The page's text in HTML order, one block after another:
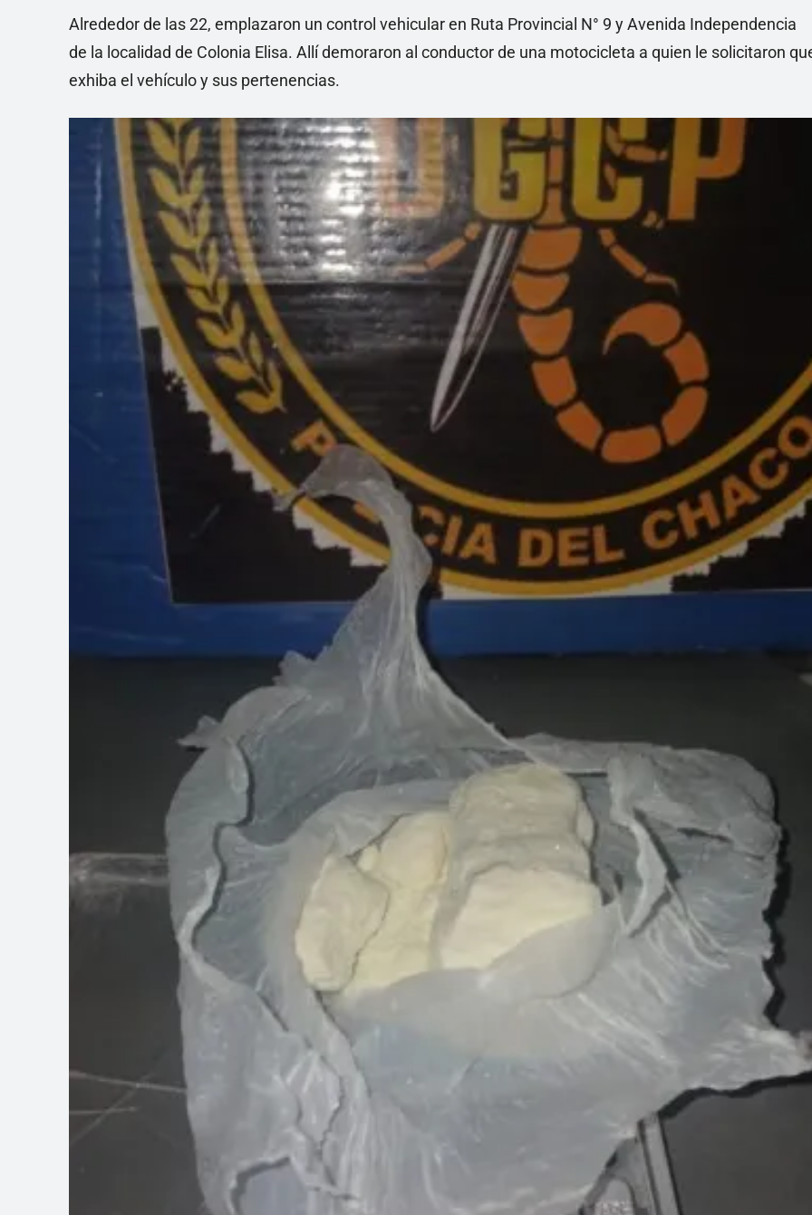
Alrededor de las 22, emplazaron un control vehicular en Ruta Provincial N° 9 y Avenida Independencia
de la localidad de Colonia Elisa. Allí demoraron al conductor de una motocicleta a quien le solicitaron
exhiba el vehículo y sus pertenencias.